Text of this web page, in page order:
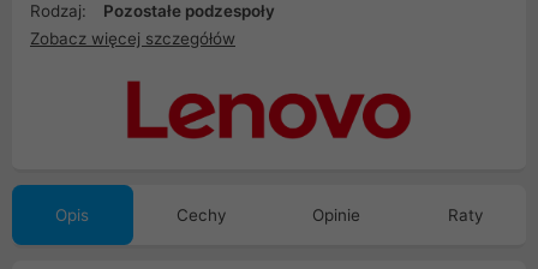
Rodzaj:
Pozostałe podzespoły
Zobacz więcej szczegółów
Opis Cechy Opinie Raty